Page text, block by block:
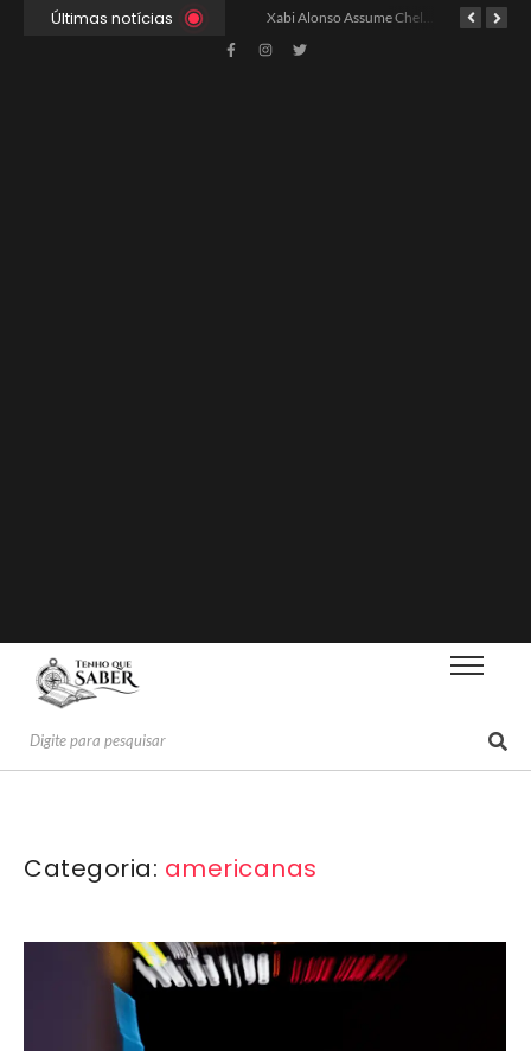
Últimas notícias Xabi Alonso Assume Chelsea: Nova Estratégia Gerencial e Contrato Até 2030
Categoria: americanas